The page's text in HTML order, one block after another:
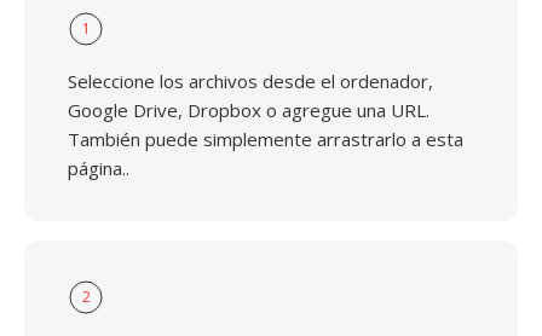
1
Seleccione los archivos desde el ordenador,
Google Drive, Dropbox o agregue una URL.
También puede simplemente arrastrarlo a esta
página..
2